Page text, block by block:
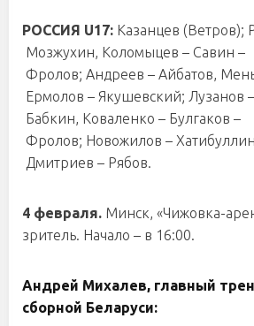
РОССИЯ U17: Казанцев (Ветров);
Мозжухин, Коломыцев – Савин –
Фролов; Андреев – Айбатов,
Ермолов – Якушевский; Лузанов –
Бабкин, Коваленко – Булгаков –
Фролов; Новожилов –
Дмитриев – Рябов.
4 февраля. Минск, «Чижовка-
зритель. Начало – в 16:00.
Андрей Михалев, главный
сборной Беларуси: